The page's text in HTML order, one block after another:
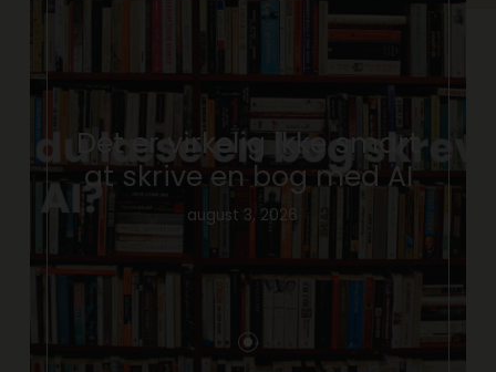
Det er virkelig ikke smart
at skrive en bog med AI
august 3, 2026